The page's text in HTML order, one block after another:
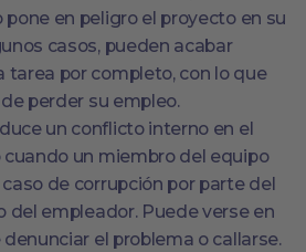
en peligro el proyecto en su
casos, pueden acabar
tarea por completo, con lo que
perder su empleo.
un conflicto interno en el
cuando un miembro del equipo
de corrupción por parte del
del empleador. Puede verse en
el problema o callarse.